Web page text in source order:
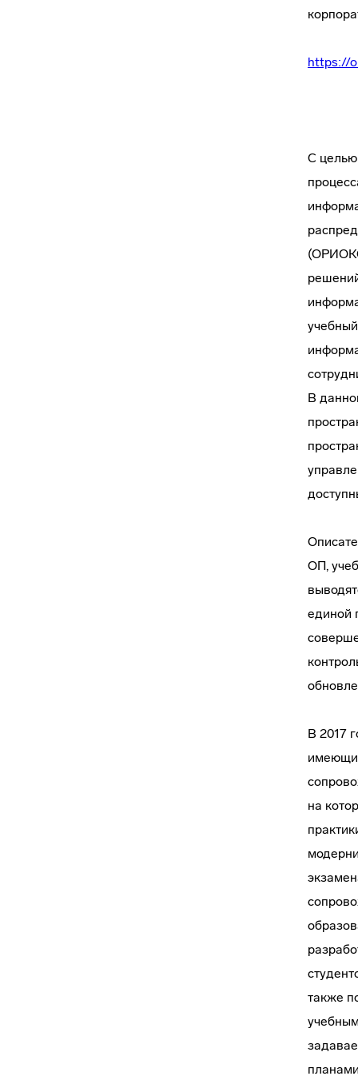
https://
С целью
В
ОП,
единой
В 2017
на
также